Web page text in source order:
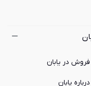
فروش در یابان
درباره یابان